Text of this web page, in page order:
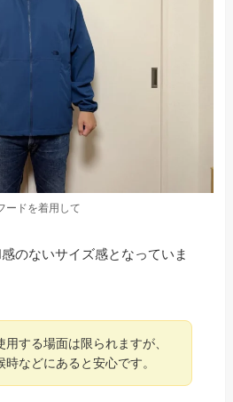
ードを着用して
のないサイズ感となっていま
用する場面は限られますが、
時などにあると安心です。